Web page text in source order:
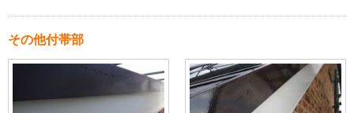
その他付帯部